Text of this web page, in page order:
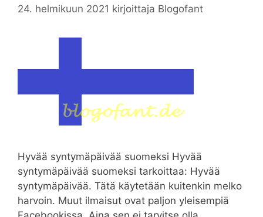
24. helmikuun 2021 kirjoittaja Blogofant
Hyvää syntymäpäivää suomeksi Hyvää
syntymäpäivää suomeksi tarkoittaa: Hyvää
syntymäpäivää. Tätä käytetään kuitenkin melko
harvoin. Muut ilmaisut ovat paljon yleisempiä